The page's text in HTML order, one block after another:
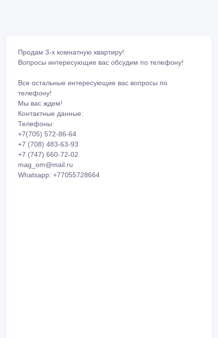
Продам 3-х комнатную квартиру!
Вопросы интересующие вас обсудим по телефону!
Все остальные интересующие вас вопросы по
телефону!
Мы вас ждем!
Контактные данные:
Телефоны:
+7(705) 572-86-64
+7 (708) 483-63-93
+7 (747) 660-72-02
mag_om@mail.ru
Whatsapp: +77055728664